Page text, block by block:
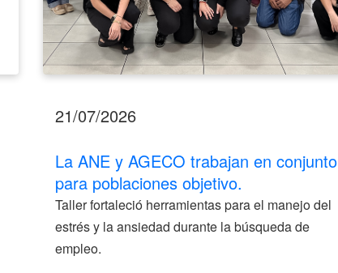
21/07/2026
La ANE y AGECO trabajan en conjunto
para poblaciones objetivo.
Taller fortaleció herramientas para el manejo del
estrés y la ansiedad durante la búsqueda de
empleo.